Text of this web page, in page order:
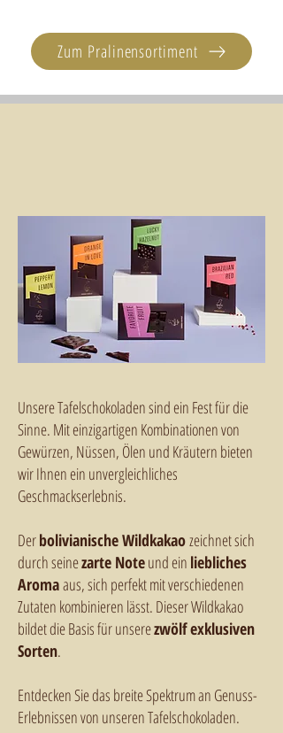
Zum Pralinensortiment
Unsere Tafelschokoladen sind ein Fest für die
Sinne. Mit einzigartigen Kombinationen von
Gewürzen, Nüssen, Ölen und Kräutern bieten
wir Ihnen ein unvergleichliches
Geschmackserlebnis.
Derbolivianische Wildkakaozeichnet sich
durch seinezarte Noteund ein liebliches
Aromaaus, sich perfekt mit verschiedenen
Zutaten kombinieren lässt. Dieser Wildkakao
bildet die Basis für unserezwölf exklusiven
Sorten.
Entdecken Sie das breite Spektrum an Genuss-
Erlebnissen von unseren Tafelschokoladen.